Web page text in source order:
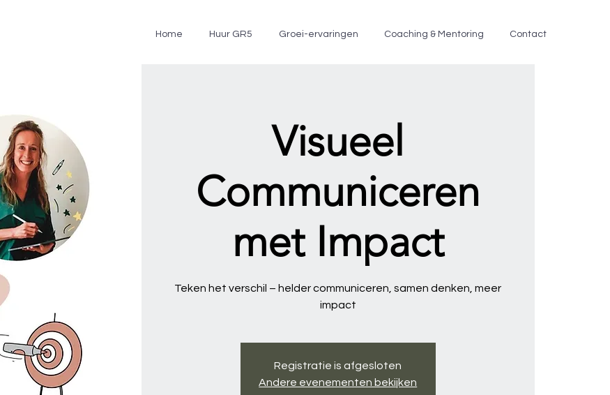
Home Huur GR5 Groei-ervaringen Coaching & Mentoring Contact
Visueel
Communiceren
met Impact
Teken het verschil – helder communiceren, samen denken, meer
impact
Registratie is afgesloten
Andere evenementen bekijken